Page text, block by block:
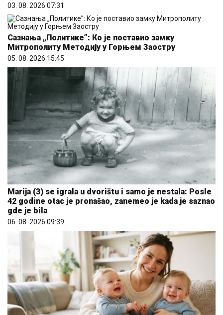
03. 08. 2026 07:31
Сазнања „Политике”: Ко је поставио замку
Митрополиту Методију у Горњем Заостру
05. 08. 2026 15:45
Marija (3) se igrala u dvorištu i samo je nestala: Posle
42 godine otac je pronašao, zanemeo je kada je saznao
gde je bila
06. 08. 2026 09:39